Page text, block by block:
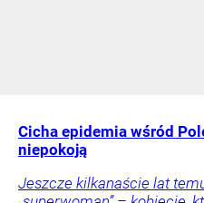
Cicha epidemia wśród
niepokoją
Jeszcze kilkanaście lat